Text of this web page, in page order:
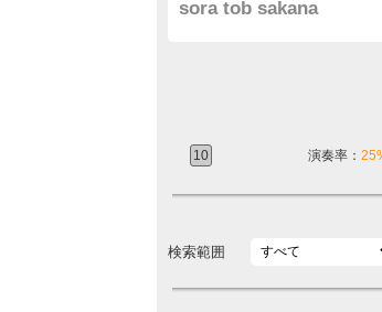
sora tob sakana
10 演奏率：
検索範囲